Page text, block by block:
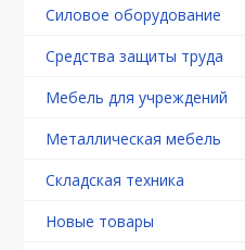
Силовое оборудование
Средства защиты труда
Мебель для учреждений
Металлическая мебель
Складская техника
Новые товары